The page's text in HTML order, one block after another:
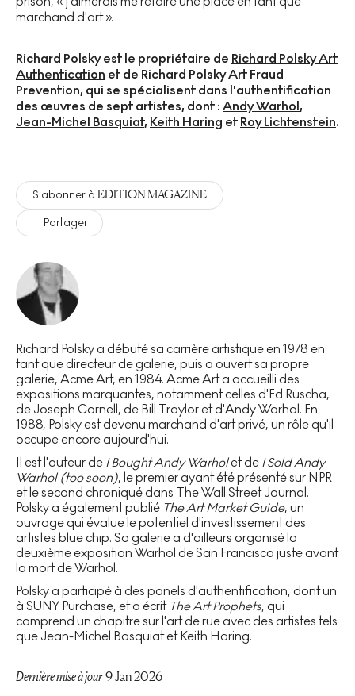
marchand d'art ».
Richard Polsky est le propriétaire de Richard Polsky Art
Authentication et de Richard Polsky Art Fraud
Prevention, qui se spécialisent dans l'authentification
des œuvres de sept artistes, dont : Andy Warhol,
Jean-Michel Basquiat, Keith Haring et Roy Lichtenstein.
S'abonner à EDITION MAGAZINE
Partager
Richard Polsky a débuté sa carrière artistique en 1978 en
tant que directeur de galerie, puis a ouvert sa propre
galerie, Acme Art, en 1984. Acme Art a accueilli des
expositions marquantes, notamment celles d'Ed Ruscha,
de Joseph Cornell, de Bill Traylor et d'Andy Warhol. En
1988, Polsky est devenu marchand d'art privé, un rôle qu'il
occupe encore aujourd'hui.
Il est l'auteur de I Bought Andy Warholet de I Sold Andy
Warhol (too soon), le premier ayant été présenté sur NPR
et le second chroniqué dans The Wall Street Journal.
Polsky a également publié The Art Market Guide, un
ouvrage qui évalue le potentiel d'investissement des
artistes blue chip. Sa galerie a d'ailleurs organisé la
deuxième exposition Warhol de San Francisco juste avant
la mort de Warhol.
Polsky a participé à des panels d'authentification, dont un
à SUNY Purchase, et a écrit The Art Prophets, qui
comprend un chapitre sur l'art de rue avec des artistes tels
que Jean-Michel Basquiat et Keith Haring.
Dernière mise à jour 9 Jan 2026